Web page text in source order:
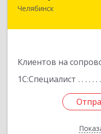
Челябинск
Клиентов на
1С:Специалист